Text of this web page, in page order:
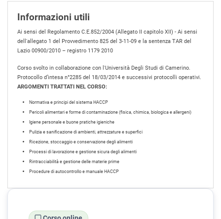
Informazioni utili
Ai sensi del Regolamento C.E.852/2004 (Allegato II capitolo XII) - Ai sensi
dell'allegato 1 del Provvedimento 825 del 3-11-09 e la sentenza TAR del
Lazio 00900/2010 – registro 1179 2010
Corso svolto in collaborazione con l'Università Degli Studi di Camerino.
Protocollo d’intesa n°2285 del 18/03/2014 e successivi protocolli operativi.
ARGOMENTI TRATTATI NEL CORSO:
Normativa e principi del sistema HACCP
Pericoli alimentari e forme di contaminazione (fisica, chimica, biologica e allergeni)
Igiene personale e buone pratiche igieniche
Pulizia e sanificazione di ambienti, attrezzature e superfici
Ricezione, stoccaggio e conservazione degli alimenti
Processi di lavorazione e gestione sicura degli alimenti
Rintracciabilità e gestione delle materie prime
Procedure di autocontrollo e manuale HACCP